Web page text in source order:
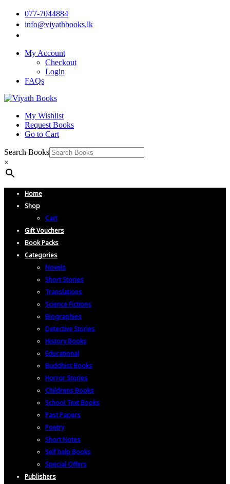
077-7044884
info@viyathbooks.lk
My Account
Checkout
Login
FAQs
My Wishlist
Request Books
Go to Cart
Search Books
×
Home
Shop
Cart
Gift Vouchers
Book Packs
Categories
Novels
Short Stories
Translations
Science Fictions
Biographies
Detective Stories
History Books
Educational
Buddhist Books
Horror Stories
Childrens Books
School Text Books
Past Papers
Poetry
Short Notes
Self help Books
Special Offers
Publishers